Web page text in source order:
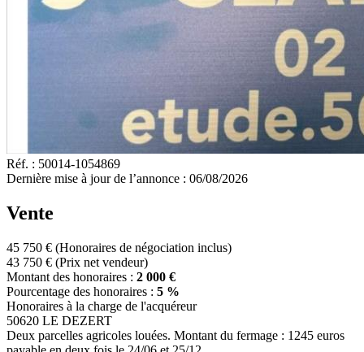
Réf. : 50014-1054869
Dernière mise à jour de l’annonce : 06/08/2026
Vente
45 750 € (Honoraires de négociation inclus)
43 750 € (Prix net vendeur)
Montant des honoraires : 2 000 €
Pourcentage des honoraires : 5 %
Honoraires à la charge de l'acquéreur
50620 LE DEZERT
Deux parcelles agricoles louées. Montant du fermage : 1245 euros